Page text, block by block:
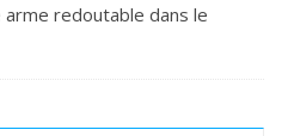
redoutable dans le